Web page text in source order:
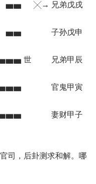
╳→ 兄弟戊戌
▅▅ 子孙戊申
世 兄弟甲辰
▅▅▅▅▅ 官鬼甲寅
妻财甲子
司，后卦测求和解。哪